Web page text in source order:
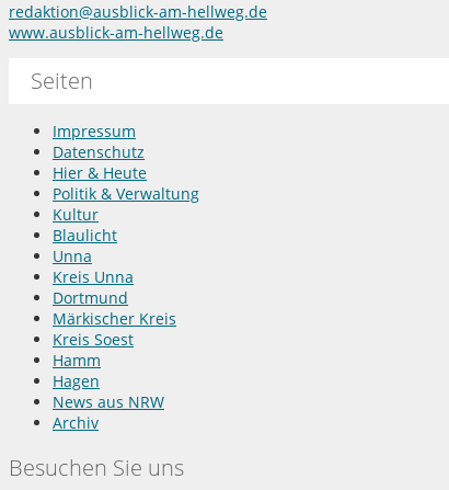
redaktion@ausblick-am-hellweg.de
www.ausblick-am-hellweg.de
Seiten
Impressum
Datenschutz
Hier & Heute
Politik & Verwaltung
Kultur
Blaulicht
Unna
Kreis Unna
Dortmund
Märkischer Kreis
Kreis Soest
Hamm
Hagen
News aus NRW
Archiv
Besuchen Sie uns